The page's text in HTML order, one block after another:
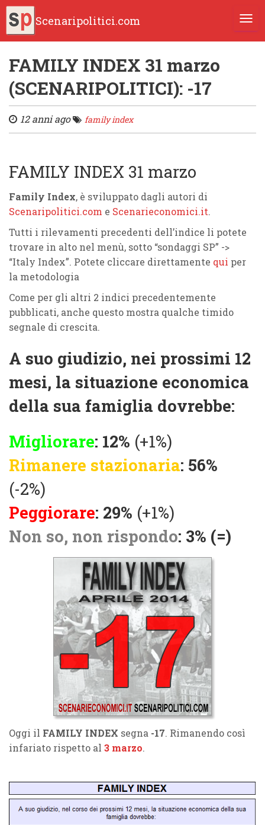
Scenaripolitici.com
FAMILY INDEX 31 marzo
(SCENARIPOLITICI): -17
12 anni ago family index
FAMILY INDEX 31 marzo
Family Index, è sviluppato dagli autori di
Scenaripolitici.com e Scenarieconomici.it.
Tutti i rilevamenti precedenti dell’indice li potete
trovare in alto nel menù, sotto “sondaggi SP” ->
“Italy Index”. Potete cliccare direttamente qui per
la metodologia
Come per gli altri 2 indici precedentemente
pubblicati, anche questo mostra qualche timido
segnale di crescita.
A suo giudizio, nei prossimi 12
mesi, la situazione economica
della sua famiglia dovrebbe:
Migliorare: 12% (+1%)
Rimanere stazionaria: 56%
(-2%)
Peggiorare: 29% (+1%)
Non so, non rispondo: 3% (=)
Oggi il FAMILY INDEX segna -17. Rimanendo così
infariato rispetto al 3 marzo.